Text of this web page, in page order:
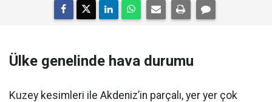
Ülke genelinde hava durumu
Kuzey kesimleri ile Akdeniz’in parçalı, yer yer çok